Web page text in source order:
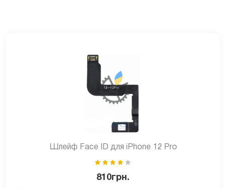
Шлейф Face ID для iPhone 12 Pro
810грн.